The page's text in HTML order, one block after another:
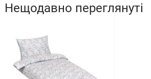
Нещодавно переглянуті